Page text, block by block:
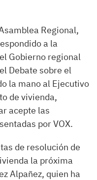
Regional,
a la
Gobierno regional
Debate sobre el
la mano al Ejecutivo
de vivienda,
acepte las
por VOX.
de resolución de
la próxima
Alpañez, quien ha